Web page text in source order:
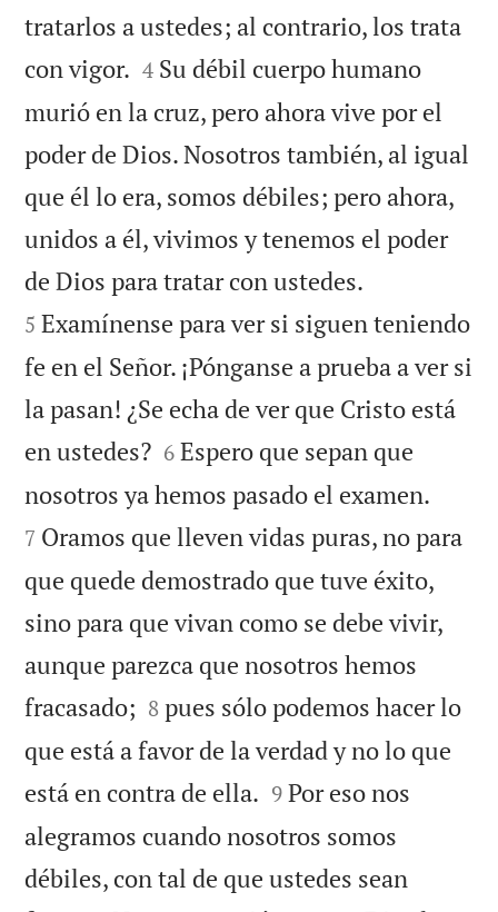
tratarlos a ustedes; al contrario, los trata
con vigor. 

4 Su débil cuerpo humano
murió en la cruz, pero ahora vive por el
poder de Dios. Nosotros también, al igual
que él lo era, somos débiles; pero ahora,
unidos a él, vivimos y tenemos el poder
de Dios para tratar con ustedes.
5 Examínense para ver si siguen teniendo
fe en el Señor. ¡Pónganse a prueba a ver si
la pasan! ¿Se echa de ver que Cristo está
en ustedes?
6 Espero que sepan que
nosotros ya hemos pasado el examen.
7 Oramos que lleven vidas puras, no para
que quede demostrado que tuve éxito,
sino para que vivan como se debe vivir,
aunque parezca que nosotros hemos
fracasado; 

8 pues sólo podemos hacer lo
que está a favor de la verdad y no lo que
está en contra de ella. 

9 Por eso nos
alegramos cuando nosotros somos
débiles, con tal de que ustedes sean